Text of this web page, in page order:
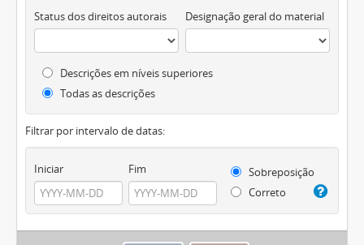
Status dos direitos autorais Designação geral do material
Descrições em níveis superiores
Todas as descrições
Filtrar por intervalo de datas:
Iniciar Fim
Sobreposição
Correto